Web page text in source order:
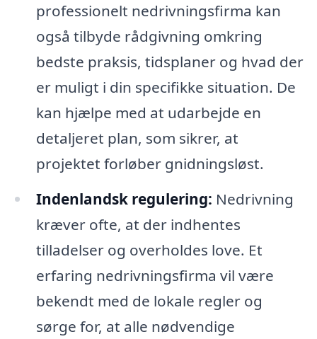
professionelt nedrivningsfirma kan
også tilbyde rådgivning omkring
bedste praksis, tidsplaner og hvad der
er muligt i din specifikke situation. De
kan hjælpe med at udarbejde en
detaljeret plan, som sikrer, at
projektet forløber gnidningsløst.
Indenlandsk regulering: Nedrivning
kræver ofte, at der indhentes
tilladelser og overholdes love. Et
erfaring nedrivningsfirma vil være
bekendt med de lokale regler og
sørge for, at alle nødvendige